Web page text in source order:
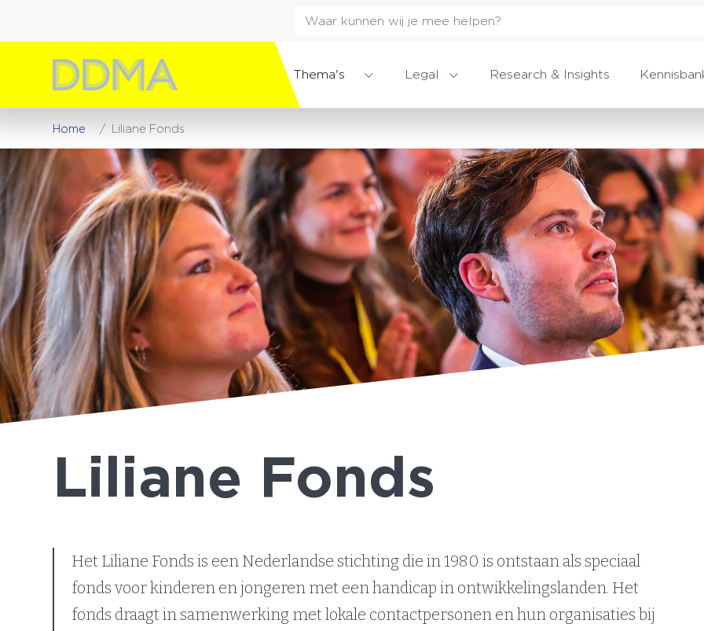
Thema's Legal Research & Insights
Home Liliane Fonds
Liliane Fonds
Het Liliane Fonds is een Nederlandse stichting die in 1980 is ontstaan als speciaal
fonds voor kinderen en jongeren met een handicap in ontwikkelingslanden. Het
fonds draagt in samenwerking met lokale contactpersonen en hun organisaties bij